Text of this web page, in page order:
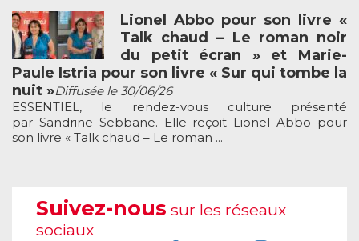
Lionel Abbo pour son livre «
Talk chaud – Le roman noir
du petit écran » et Marie-
Paule Istria pour son livre « Sur qui tombe la
nuit »Diffusée le 30/06/26
ESSENTIEL, le rendez-vous culture présenté
par Sandrine Sebbane. Elle reçoit Lionel Abbo pour
son livre « Talk chaud – Le roman ...
Suivez-nous sur les réseaux
sociaux